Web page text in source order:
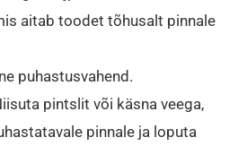
aitab toodet tõhusalt pinnale
puhastusvahend.
pintslit või käsna veega,
pinnale ja loputa